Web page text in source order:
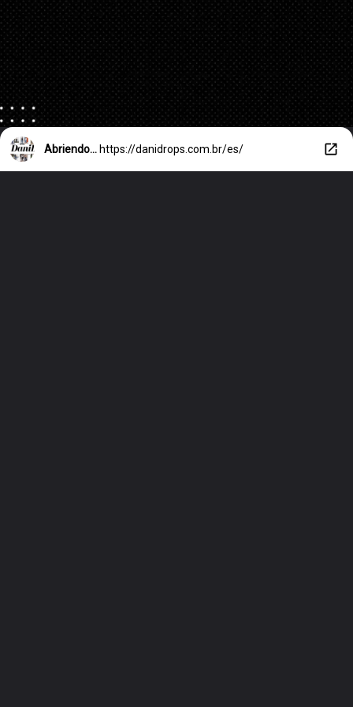
Abriendo... https://danidrops.com.br/es/